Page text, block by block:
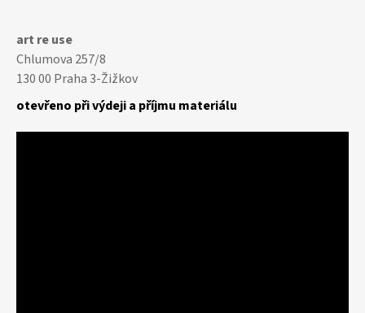
art re use
Chlumova 257/8
130 00 Praha 3-Žižkov
otevřeno při výdeji a příjmu materiálu